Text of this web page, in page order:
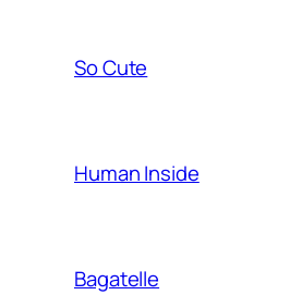
So Cute
Human Inside
Bagatelle